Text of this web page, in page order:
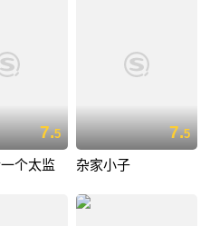
7.5
个太监
7.5
杂家小子